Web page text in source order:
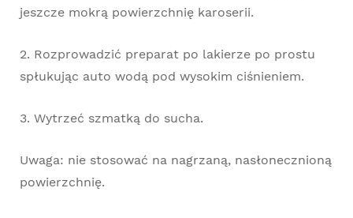
jeszcze mokrą powierzchnię karoserii.
2. Rozprowadzić preparat po lakierze po prostu
spłukując auto wodą pod wysokim ciśnieniem.
3. Wytrzeć szmatką do sucha.
Uwaga: nie stosować na nagrzaną, nasłonecznioną
powierzchnię.